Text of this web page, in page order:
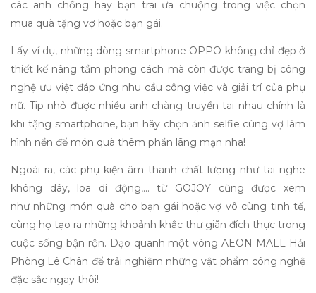
các anh chồng hay bạn trai ưa chuộng trong việc chọn
mua quà tặng vợ hoặc bạn gái.
Lấy ví dụ, những dòng smartphone OPPO không chỉ đẹp ở
thiết kế nâng tầm phong cách mà còn được trang bị công
nghệ ưu việt đáp ứng nhu cầu công việc và giải trí của phụ
nữ. Tip nhỏ được nhiều anh chàng truyền tai nhau chính là
khi tặng smartphone, bạn hãy chọn ảnh selfie cùng vợ làm
hình nền để món quà thêm phần lãng mạn nha!
Ngoài ra, các phụ kiện âm thanh chất lượng như tai nghe
không dây, loa di động,… từ GOJOY cũng được xem
như những món quà cho bạn gái hoặc vợ vô cùng tinh tế,
cùng họ tạo ra những khoảnh khắc thư giãn đích thực trong
cuộc sống bận rộn. Dạo quanh một vòng AEON MALL Hải
Phòng Lê Chân để trải nghiệm những vật phẩm công nghệ
đặc sắc ngay thôi!